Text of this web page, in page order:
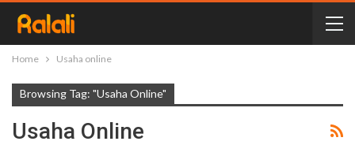
Home Usaha online
Browsing Tag: "Usaha Online"
Usaha Online